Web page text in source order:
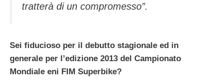
tratterà di un compromesso”.
Sei fiducioso per il debutto stagionale ed in
generale per l’edizione 2013 del Campionato
Mondiale eni FIM Superbike?